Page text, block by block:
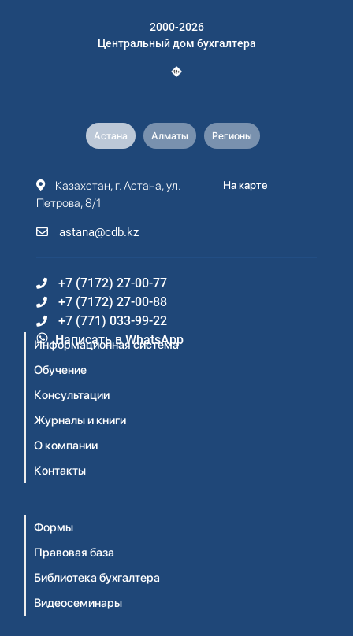
2000-2026
Центральный дом бухгалтера
Астана Алматы Регионы
Казахстан, г. Астана, ул.
Петрова, 8/1
astana@cdb.kz
На карте
+7 (7172) 27-00-77
+7 (7172) 27-00-88
+7 (771) 033-99-22
Написать в WhatsApp
Информационная система
Обучение
Консультации
Журналы и книги
О компании
Контакты
Формы
Правовая база
Библиотека бухгалтера
Видеосеминары